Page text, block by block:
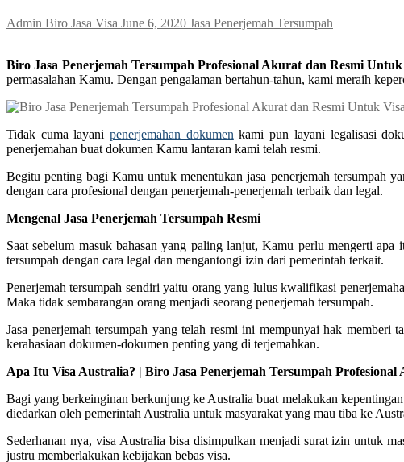
Admin Biro Jasa Visa June 6, 2020 Jasa Penerjemah Tersumpah
Biro Jasa Penerjemah Tersumpah Profesional Akurat dan Resmi
permasalahan Kamu. Dengan pengalaman bertahun-tahun, kami meraih
Tidak cuma layanipenerjemahan dokumen kami pun layani legalisasi
penerjemahan buat dokumen Kamu lantaran kami telah resmi.
Begitu penting bagi Kamu untuk menentukan jasa penerjemah tersumpah
dengan cara profesional dengan penerjemah-penerjemah terbaik dan legal.
Mengenal Jasa Penerjemah Tersumpah Resmi
Saat sebelum masuk bahasan yang paling lanjut, Kamu perlu mengerti apa
tersumpah dengan cara legal dan mengantongi izin dari pemerintah terkait.
Penerjemah tersumpah sendiri yaitu orang yang lulus kwalifikasi
Maka tidak sembarangan orang menjadi seorang penerjemah tersumpah.
Jasa penerjemah tersumpah yang telah resmi ini mempunyai hak memberi
kerahasiaan dokumen-dokumen penting yang di terjemahkan.
Apa Itu Visa Australia? | Biro Jasa Penerjemah Tersumpah
Bagi yang berkeinginan berkunjung ke Australia buat melakukan
diedarkan oleh pemerintah Australia untuk masyarakat yang mau tiba ke
Sederhanan nya, visa Australia bisa disimpulkan menjadi surat izin untuk
justru memberlakukan kebijakan bebas visa.